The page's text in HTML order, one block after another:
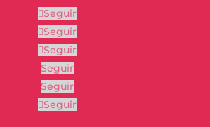
Seguir
Seguir
Seguir
Seguir
Seguir
Seguir